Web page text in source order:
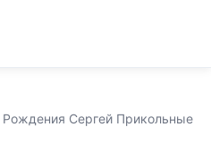
Сергей Прикольные